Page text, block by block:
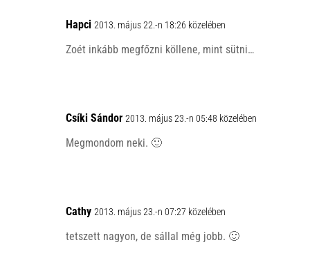
Hapci 2013. május 22.-n 18:26 közelében
Zoét inkább megfőzni köllene, mint sütni…
Csíki Sándor 2013. május 23.-n 05:48 közelében
Megmondom neki. 🙂
Cathy 2013. május 23.-n 07:27 közelében
tetszett nagyon, de sállal még jobb. 🙂